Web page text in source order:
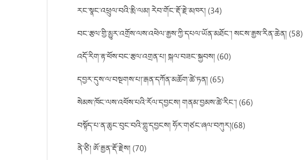
རང་སྣང་འཕྲུལ་བའི་རྨི་ལམ། རེབ་གོང་རྡོ་རྗེ་མཁར། (34)
བང་རྩལ་གྱི་མྱུར་འགྲོས་ལས་འཕེལ་རྒྱས་ཀྱི་དཔལ་ཡོན་མཐོང་། སངས་རྒྱས་རིན་ཆེན། (58)
འདོ་རིག་རྟ་ཕོས་བང་རྩལ་འགྲན་པ། སྐལ་བཟང་སྐྱབས། (60)
དབྱར་དུས་ལ་བསྔགས་པ།་རྒན་དཀོན་མཆོག་ཚེ་ཏན། (65)
སེམས་ཁོང་ལས་འཕོས་པའི་རོལ་དབྱངས། གནམ་བྱམས་ཚེ་རིང་། (66)
བསྟོད་པ་ན་ཆུང་བུང་བའི་གླུ་དབྱངས། ཧོར་གཙང་ཞལ་བཀུར།(68)
ནེ་ཙི། ཨོ་རྒྱན་རྡོ་རྗེས། (70)